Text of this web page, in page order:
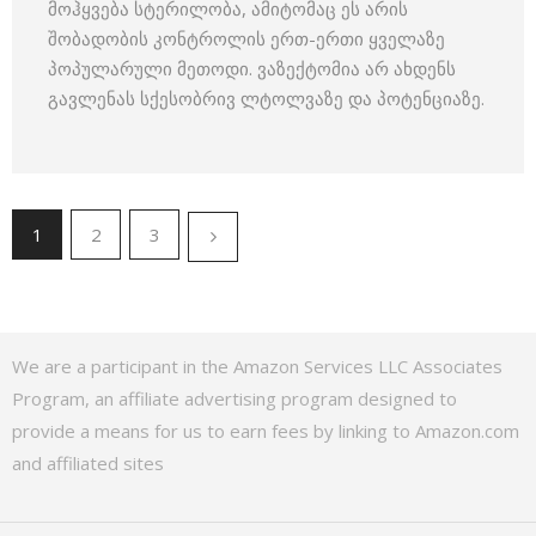
მოჰყვება სტერილობა, ამიტომაც ეს არის
შობადობის კონტროლის ერთ-ერთი ყველაზე
პოპულარული მეთოდი. ვაზექტომია არ ახდენს
გავლენას სქესობრივ ლტოლვაზე და პოტენციაზე.
1 2 3
We are a participant in the Amazon Services LLC Associates
Program, an affiliate advertising program designed to
provide a means for us to earn fees by linking to Amazon.com
and affiliated sites